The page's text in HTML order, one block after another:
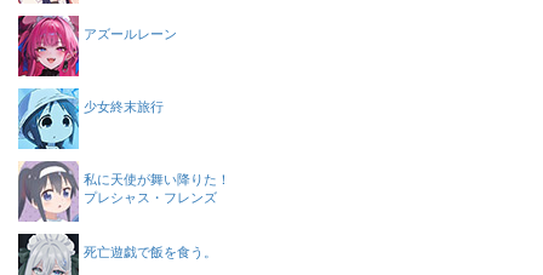
アズールレーン
少女終末旅行
私に天使が舞い降りた！
プレシャス・フレンズ
死亡遊戯で飯を食う。